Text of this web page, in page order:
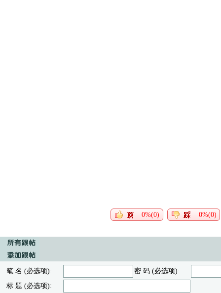
0%(0) 0%(0)
笔 名 (必选项):
密 码 (必选项):
标 题 (必选项):